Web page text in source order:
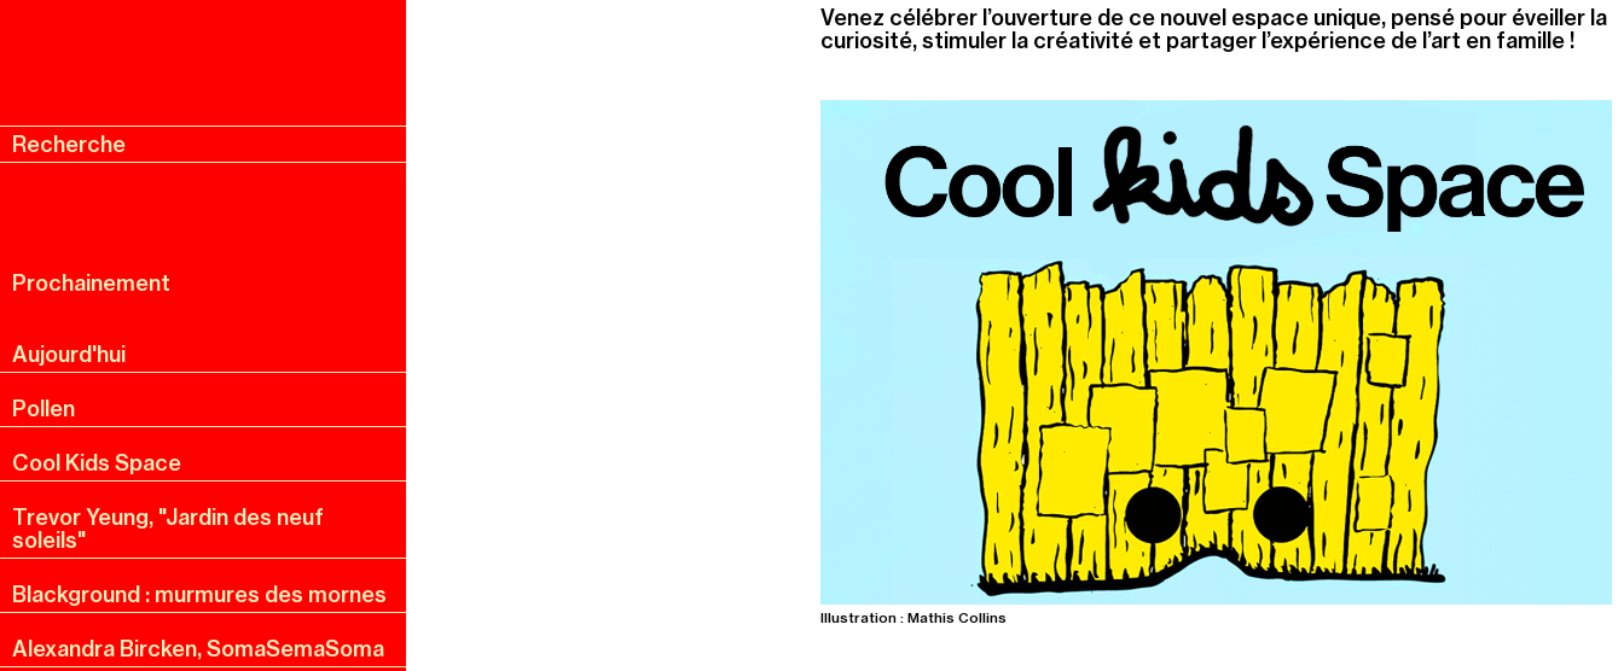
Menu
Recherche
Prochainement
Aujourd'hui
Pollen
Cool Kids Space
Trevor Yeung, "Jardin des neuf
soleils"
Blackground : murmures des mornes
Alexandra Bircken, SomaSemaSoma
Venez célébrer l’ouverture de ce nouvel espace unique, pensé pour éveiller la
curiosité, stimuler la créativité et partager l’expérience de l’art en famille !
Illustration : Mathis Collins